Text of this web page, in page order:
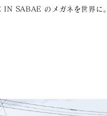
SABAE のメガネを世界に。